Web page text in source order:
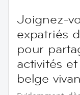
Joignez-
expatriés
pour
activités
belge